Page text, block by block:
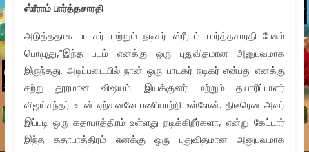
ஸ்ரீராம் பார்த்தசாரதி
அடுத்ததாக பாடகர் மற்றும் நடிகர் ஸ்ரீராம் பார்த்தசாரதி பேசும்
பொழுது,”இந்த படம் எனக்கு ஒரு புதுவிதமான அனுபவமாக
இருந்தது. அடிப்படையில் நான் ஒரு பாடகர் நடிகர் என்பது எனக்கு
சற்று தூரமான விஷயம். இயக்குனர் மற்றும் தயாரிப்பாளர்
விஜய்சந்தர் உடன் ஏற்கனவே பணியாற்றி உள்ளேன். திடீரென அவர்
இப்படி ஒரு கதாபாத்திரம் உள்ளது நடிக்கிறீர்களா, என்று கேட்டார்
இந்த கதாபாத்திரம் எனக்கு ஒரு புதுவிதமான அனுபவமாக